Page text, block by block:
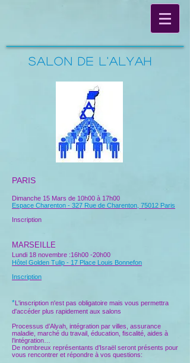
Salon de l'Alyah
PARIS
Dimanche 15 Mars de 10h00 à 17h00
Espace Charenton - 327 Rue de Charenton, 75012 Paris
Inscription
MARSEILLE
Lundi 18 novembre :16h00 -20h00
Hôtel Golden Tulip - 17 Place Louis Bonnefon
Inscription
*L'inscription n'est pas obligatoire mais vous permettra
d'accéder plus rapidement aux salons
Processus d’Alyah, intégration par villes, assurance
maladie, marché du travail, éducation, fiscalité, aides à
l’intégration…
De nombreux représentants d’Israël seront présents pour
vous rencontrer et répondre à vos questions: